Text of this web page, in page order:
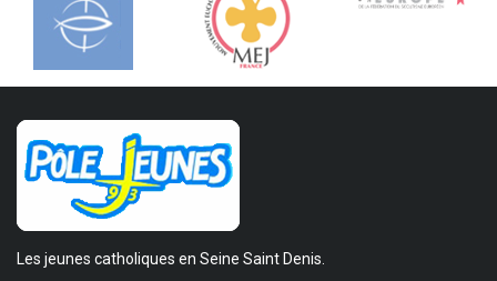
Les jeunes catholiques en Seine Saint Denis.